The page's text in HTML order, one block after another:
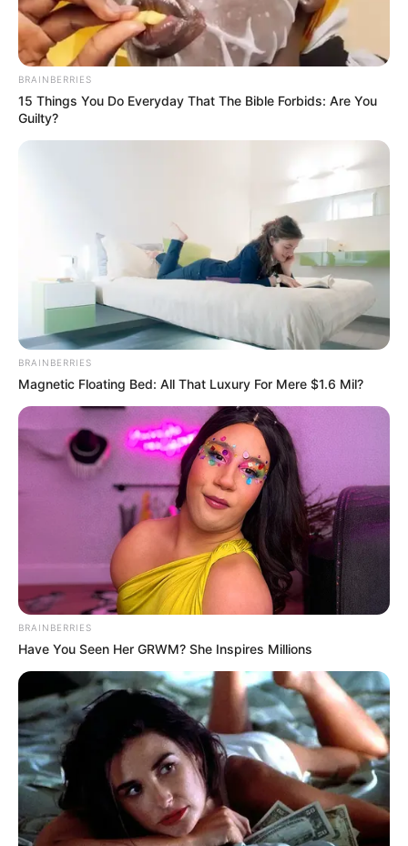
BRAINBERRIES
15 Things You Do Everyday That The Bible Forbids: Are You
Guilty?
BRAINBERRIES
Magnetic Floating Bed: All That Luxury For Mere $1.6 Mil?
BRAINBERRIES
Have You Seen Her GRWM? She Inspires Millions